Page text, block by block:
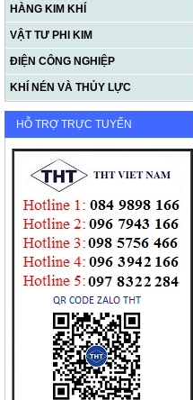
HÀNG KIM KHÍ
VẬT TƯ PHI KIM
ĐIỆN CÔNG NGHIỆP
KHÍ NÉN VÀ THỦY LỰC
HỖ TRỢ TRỰC TUYẾN